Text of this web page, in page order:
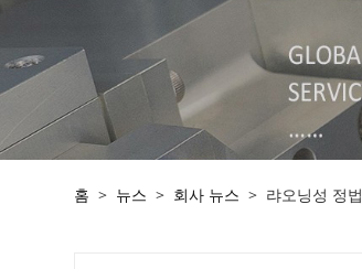
홈 > 뉴스 > 회사 뉴스 > 랴오닝성 정